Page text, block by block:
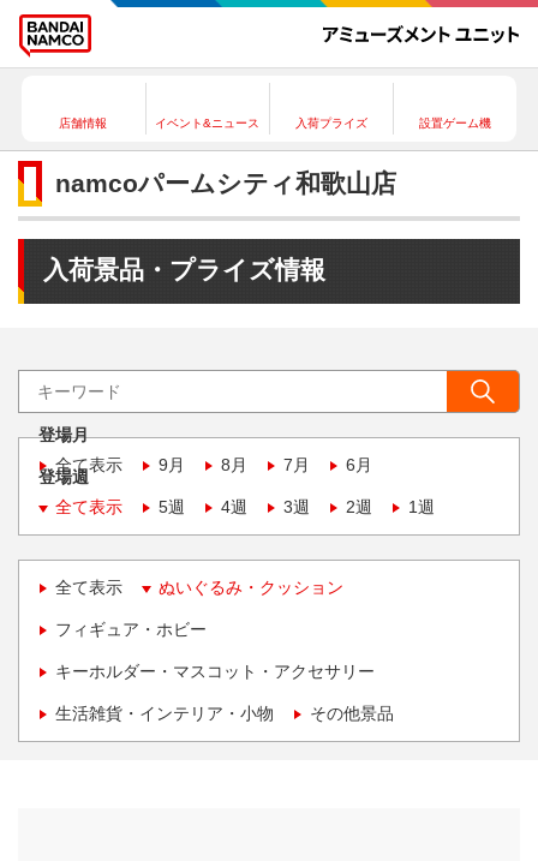
店舗情報 イベント&ニュース 入荷プライズ 設置ゲーム機
namcoパームシティ和歌山店
入荷景品・プライズ情報
登場月
全て表示
9月 8月 7月 6月
登場週
全て表示
5週 4週 3週 2週 1週
全て表示 ぬいぐるみ・クッション
フィギュア・ホビー
キーホルダー・マスコット・アクセサリー
生活雑貨・インテリア・小物 その他景品